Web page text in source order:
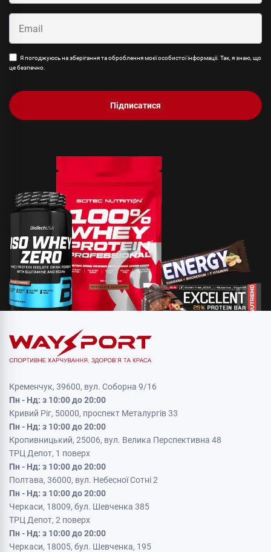
Я погоджуюсь на зберігання та оброблення моєї особистої інформації. Так, я знаю, що
це безпечно.
Підписатися
Кременчук, 39600, вул. Соборна 9/16
Пн - Нд: з 10:00 до 20:00
Кривий Ріг, 50000, проспект Металургів 33
Пн - Нд: з 10:00 до 20:00
Кропивницький, 25006, вул. Велика Перспективна 48
ТРЦ Депот, 1 поверх
Пн - Нд: з 10:00 до 20:00
Полтава, 36000, вул. Небесної Сотні 2
Пн - Нд: з 10:00 до 20:00
Черкаси, 18009, бул. Шевченка 385
ТРЦ Депот, 2 поверх
Пн - Нд: з 10:00 до 20:00
Черкаси, 18005, бул. Шевченка, 195